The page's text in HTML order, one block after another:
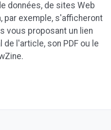
données, de sites Web
par exemple, s'afficheront
vous proposant un lien
l'article, son PDF ou le